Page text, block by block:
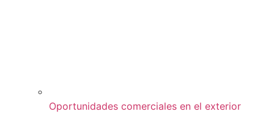
Oportunidades comerciales en el exterior